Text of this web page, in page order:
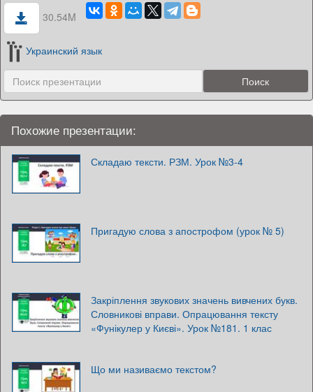
30.54M
Украинский язык
Похожие презентации:
Складаю тексти. РЗМ. Урок №3-4
Пригадую слова з апострофом (урок № 5)
Закріплення звукових значень вивчених букв.
Словникові вправи. Опрацювання тексту
«Фунікулер у Києві». Урок №181. 1 клас
Що ми називаємо текстом?